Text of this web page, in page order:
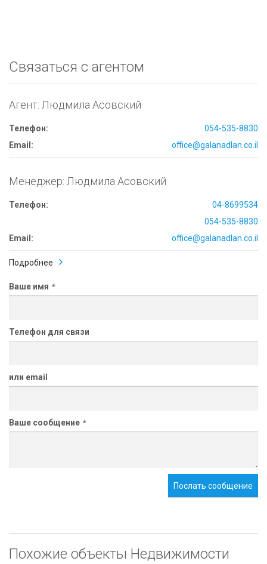
Связаться с агентом
Агент: Людмила Асовский
Телефон:
054-535-8830
Email:
office@galanadlan.co.il
Менеджер: Людмила Асовский
Телефон:
04-8699534
054-535-8830
Email:
office@galanadlan.co.il
Подробнее
Ваше имя *
Телефон для связи
или email
Ваше сообщение *
Послать сообщение
Похожие объекты Недвижимости